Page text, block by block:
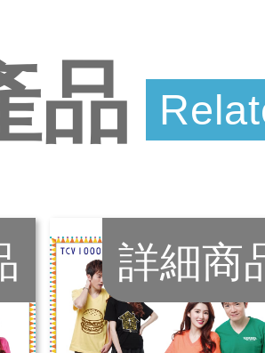
品
詳細商